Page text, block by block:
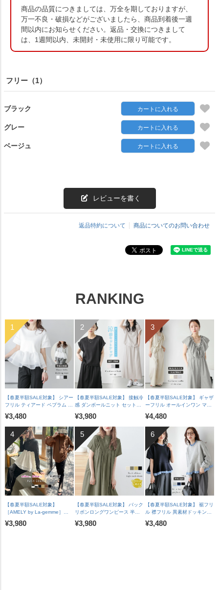
商品の品質につきましては、万全を期しておりますが、
万一不良・破損などがございましたら、商品到着後一週
間以内にお知らせください。返品・交換につきまして
は、1週間以内、未開封・未使用に限り可能です。
フリー（1）
ブラック カートに入れる
グレー カートに入れる
ベージュ カートに入れる
レビューを書く
返品特約について 商品についてのお問い合わせ
RANKING
【春夏半額SALE対象】 シアー
フリル ティアード ペプラム ド
ッキングトップス 長袖 半袖 ス
カラップ オケージョン キレイ
め 上品 レディース おすすめ
おしゃれ フリーサイズ メール
便 2025春夏新作【lstpss25-
1241】【即納：1-5営業日】
【送料無料】メ込2
¥3,480
【春夏半額SALE対象】 接触冷
感 ダンボールニット セットア
ップ ロールアップ ラグランフ
レンチスリーブ 脇見え防止 A
ラインスカート バックスリッ
ト レディース おすすめ おしゃ
れ フリーサイズ 2025春夏新作
【lssess25-1392】【即納：1-
5営業日】【送料無料】宅込
¥3,980
【春夏半額SALE対象】 ギャザ
ーフリル オールインワン マル
チウェイ ワイドパンツ Vネッ
ク 華奢見え 脚長 体型カバー
裏地付き レディース おすすめ
おしゃれ 2026春夏新作
【lssrss26-2051】【即納&予
約：7月30日入荷予定順次発
送】【送料無料】メ込2
¥4,480
【春夏半額SALE対象】
［AMELY by La-gemme］
ROOMコラボ【人気インスタグ
ラマーとコラボ！】ラッシュガ
¥3,980
【春夏半額SALE対象】 バック
リボンロングワンピース 半袖
ゆったり 体型カバー カジュア
ル レディース ブラック メール
¥3,980
【春夏半額SALE対象】 裾フリ
ル 襟フリル 異素材ドッキング
ペプラム トップス 長袖 ドロッ
プショルダー 体型カバー フェ
¥3,480